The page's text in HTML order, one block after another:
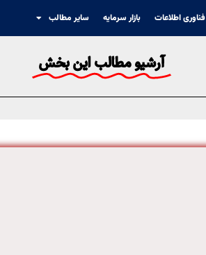
فناوری اطلاعات بازار سرمایه سایر مطالب
آرشیو مطالب این بخش